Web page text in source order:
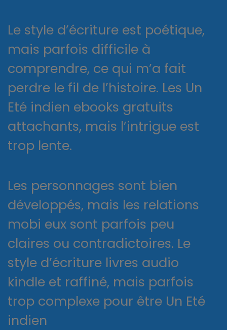
Le style d’écriture est poétique,
mais parfois difficile à
comprendre, ce qui m’a fait
perdre le fil de l’histoire. Les Un
Eté indien ebooks gratuits
attachants, mais l’intrigue est
trop lente.
Les personnages sont bien
développés, mais les relations
mobi eux sont parfois peu
claires ou contradictoires. Le
style d’écriture livres audio
kindle et raffiné, mais parfois
trop complexe pour être Un Eté
indien